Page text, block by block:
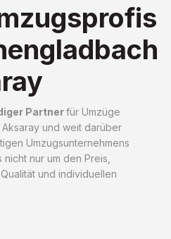
Partnerfür Umzüge
und weit darüber
Umzugsunternehmens
nur um den Preis,
und individuellen